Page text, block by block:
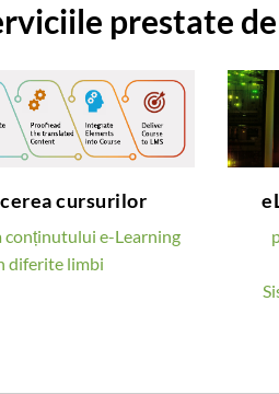
prestate
cursurilor
conținutului e-Learning
diferite limbi
cursurilor
educațional
de câtre vorbitori